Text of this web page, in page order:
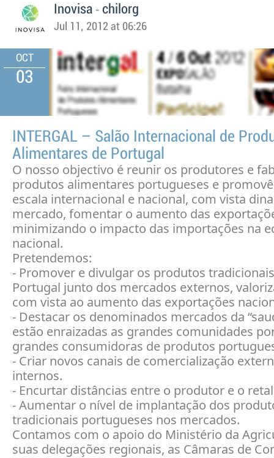
Inovisa - chilorg
Jul 11, 2012 at 06:26
OCT
03
INTERGAL – Salão Internacional de
Alimentares de Portugal
O nosso objectivo é reunir os produtores e
produtos alimentares portugueses e
escala internacional e nacional, com vista
mercado, fomentar o aumento das
minimizando o impacto das importações na
nacional.
Pretendemos:
- Promover e divulgar os produtos
Portugal junto dos mercados externos,
com vista ao aumento das exportações
- Destacar os denominados mercados da
estão enraizadas as grandes comunidades
grandes consumidoras de produtos
- Criar novos canais de comercialização
internos.
- Encurtar distâncias entre o produtor e o
- Aumentar o nível de implantação dos
tradicionais portugueses nos mercados.
Contamos com o apoio do Ministério da
suas delegações regionais, as Câmaras de